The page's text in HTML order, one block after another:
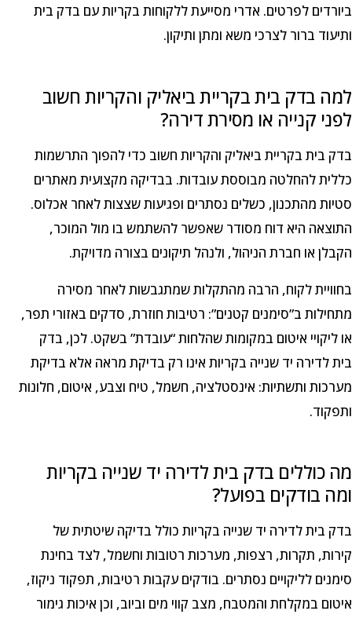
ביורדים לפרטים. אדרי מסייעת ללקוחות בקריות עם בדק בית
ותיעוד ברור לצרכי משא ומתן ותיקון.
למה בדק בית בקריית ביאליק והקריות חשוב
לפני קנייה או מסירת דירה?
בדק בית בקריית ביאליק והקריות חשוב כדי להפוך התרשמות
כללית להחלטה מבוססת עובדות. בבדיקה מקצועית מאתרים
סטיות מהתכנון, כשלים נסתרים ופגיעות שצצות לאחר אכלוס.
התוצאה היא דוח מסודר שאפשר להשתמש בו מול המוכר,
הקבלן או חברת הניהול, ולנהל תיקונים בצורה מדויקת.
בחוויית לקוח, הרבה מהתקלות שמתגבשות לאחר מסירה
מתחילות ב”סימנים קטנים”: רטיבות חוזרת, סדקים באזורי תפר,
או ליקויי איטום במקומות שהלחות “עובדת” בשקט. לכן, בדק
בית לדירה יד שנייה בקריות אינו רק בדיקת מראה אלא בדיקת
מערכות ותשתיות: אינסטלציה, חשמל, טיח וצבע, איטום, חלונות
ותפקוד.
מה כוללים בדק בית לדירה יד שנייה בקריות
ומה בודקים בפועל?
בדק בית לדירה יד שנייה בקריות כולל בדיקה שיטתית של
קירות, תקרות, רצפות, מערכות רטובות וחשמל, לצד בחינת
סימנים לליקויים נסתרים. בודקים עקבות רטיבות, תפקוד ניקוז,
איטום במקלחת והמטבח, מצב קווי מים וביוב, וכן איכות גימור